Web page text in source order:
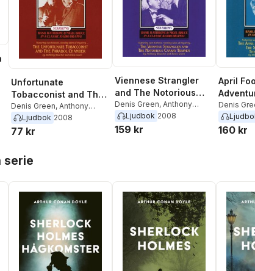
Unfortunate
Tobacconist and The
Paradol Chamber
Denis Green, Anthony
Boucher
Ljudbok 2008
77 kr
Viennese Strangler
and The Notorious
Canary Trainer
Denis Green, Anthony
Boucher
Ljudbok 2008
159 kr
April
Strange
the
Denis
Boucher
160 kr
serie